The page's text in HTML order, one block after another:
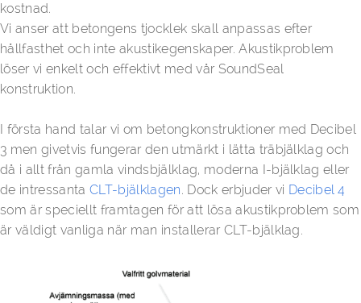
kostnad.
Vi anser att betongens tjocklek skall anpassas efter
hållfasthet och inte akustikegenskaper. Akustikproblem
löser vi enkelt och effektivt med vår SoundSeal
konstruktion.
I första hand talar vi om betongkonstruktioner med Decibel
3 men givetvis fungerar den utmärkt i lätta träbjälklag och
då i allt från gamla vindsbjälklag, moderna I-bjälklag eller
de intressanta CLT-bjälklagen. Dock erbjuder vi Decibel 4
som är speciellt framtagen för att lösa akustikproblem som
är väldigt vanliga när man installerar CLT-bjälklag.